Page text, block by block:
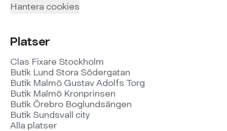
Hantera cookies
Platser
Clas Fixare Stockholm
Butik Lund Stora Södergatan
Butik Malmö Gustav Adolfs Torg
Butik Malmö Kronprinsen
Butik Örebro Boglundsängen
Butik Sundsvall city
Alla platser